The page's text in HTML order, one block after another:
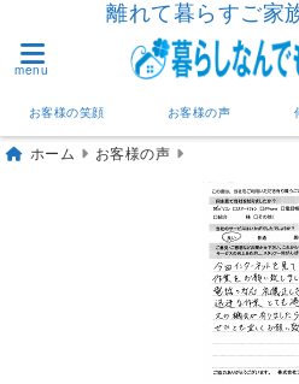
離れて暮らすご家
menu
お客様の笑顔 お客様の声
ホーム お客様の声